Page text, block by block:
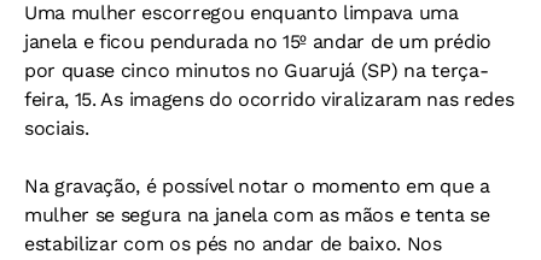
Uma mulher escorregou enquanto limpava uma
janela e ficou pendurada no 15º andar de um prédio
por quase cinco minutos no Guarujá (SP) na terça-
feira, 15. As imagens do ocorrido viralizaram nas redes
sociais.
Na gravação, é possível notar o momento em que a
mulher se segura na janela com as mãos e tenta se
estabilizar com os pés no andar de baixo. Nos